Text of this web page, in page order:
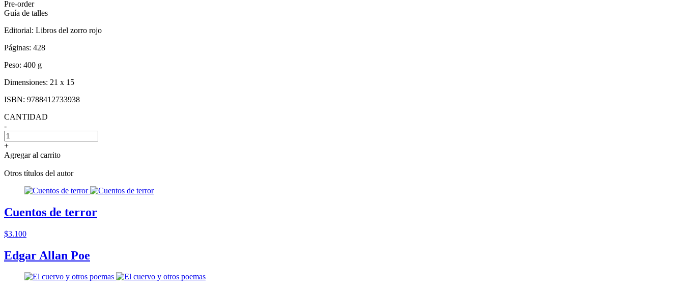
Pre-order
Guía de talles
Editorial: Libros del zorro rojo
Páginas: 428
Peso: 400 g
Dimensiones: 21 x 15
ISBN: 9788412733938
CANTIDAD
-
+
Agregar al carrito
Otros títulos del autor
Cuentos de terror
$3.100
Edgar Allan Poe